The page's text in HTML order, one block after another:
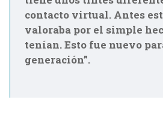
contacto virtual. Antes
valoraba por el simple
tenían. Esto fue nuevo
generación”.